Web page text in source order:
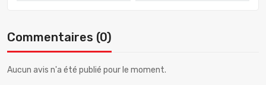
Commentaires (0)
Aucun avis n'a été publié pour le moment.